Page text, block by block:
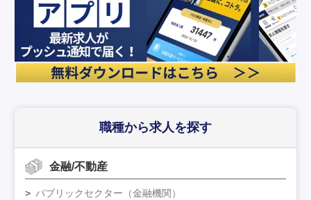
職種から求人を探す
金融/不動産
パブリックセクター（金融機関）